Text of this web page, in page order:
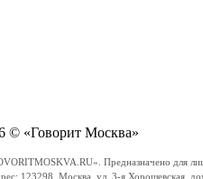
© «Говорит Москва»
Предназначено для
123298, Москва, ул. 3-я Хорошевская,